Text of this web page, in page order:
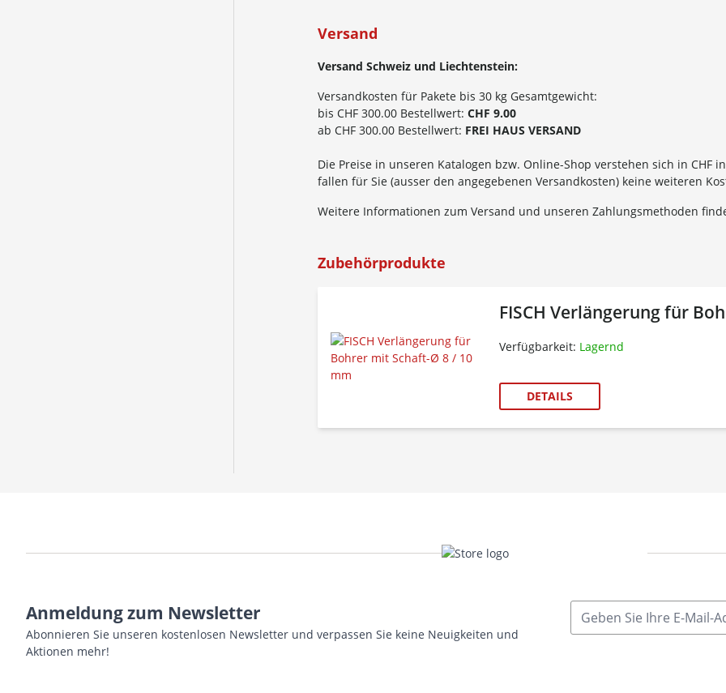
Versand
Versand Schweiz und Liechtenstein:
Versandkosten für Pakete bis 30 kg Gesamtgewicht:
bis CHF 300.00 Bestellwert: CHF 9.00
ab CHF 300.00 Bestellwert: FREI HAUS VERSAND
Die Preise in unseren Katalogen bzw. Online-Shop verstehen sich in CHF
fallen für Sie (ausser den angegebenen Versandkosten) keine weiteren
Weitere Informationen zum Versand und unseren Zahlungsmethoden
Zubehörprodukte
FISCH Verlängerung für
Verfügbarkeit: Lagernd
DETAILS
Anmeldung zum Newsletter
Abonnieren Sie unseren kostenlosen Newsletter und verpassen Sie keine Neuigkeiten und
Aktionen mehr!
E-Mailadresse